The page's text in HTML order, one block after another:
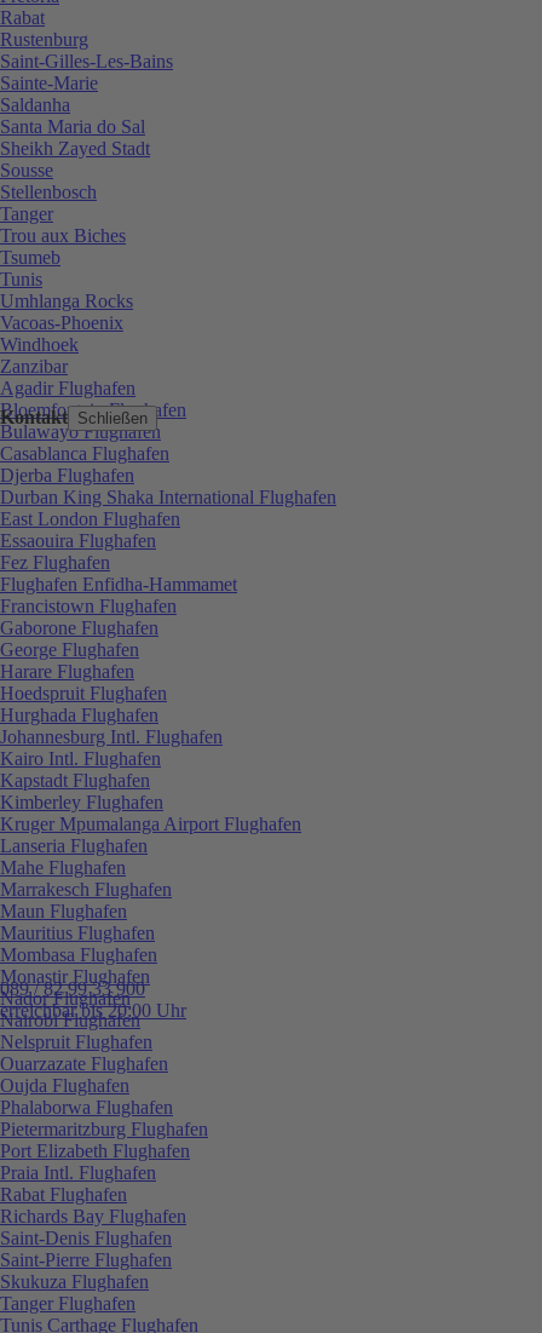
Kontakt Schließen
089 / 82 99 33 900
erreichbar bis 20:00 Uhr
Rabat
Rustenburg
Saint-Gilles-Les-Bains
Sainte-Marie
Saldanha
Santa Maria do Sal
Sheikh Zayed Stadt
Sousse
Stellenbosch
Tanger
Trou aux Biches
Tsumeb
Tunis
Umhlanga Rocks
Vacoas-Phoenix
Windhoek
Zanzibar
Agadir Flughafen
Bloemfontein Flughafen
Bulawayo Flughafen
Casablanca Flughafen
Djerba Flughafen
Durban King Shaka International Flughafen
East London Flughafen
Essaouira Flughafen
Fez Flughafen
Flughafen Enfidha-Hammamet
Francistown Flughafen
Gaborone Flughafen
George Flughafen
Harare Flughafen
Hoedspruit Flughafen
Hurghada Flughafen
Johannesburg Intl. Flughafen
Kairo Intl. Flughafen
Kapstadt Flughafen
Kimberley Flughafen
Kruger Mpumalanga Airport Flughafen
Lanseria Flughafen
Mahe Flughafen
Marrakesch Flughafen
Maun Flughafen
Mauritius Flughafen
Mombasa Flughafen
Monastir Flughafen
Nador Flughafen
Nairobi Flughafen
Nelspruit Flughafen
Ouarzazate Flughafen
Oujda Flughafen
Phalaborwa Flughafen
Pietermaritzburg Flughafen
Port Elizabeth Flughafen
Praia Intl. Flughafen
Rabat Flughafen
Richards Bay Flughafen
Saint-Denis Flughafen
Saint-Pierre Flughafen
Skukuza Flughafen
Tanger Flughafen
Tunis Carthage Flughafen